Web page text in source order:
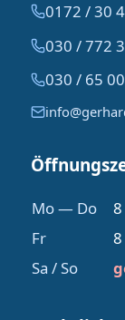
0172 / 30
030 / 772
030 / 65
Mo — Do
Fr
Sa / So